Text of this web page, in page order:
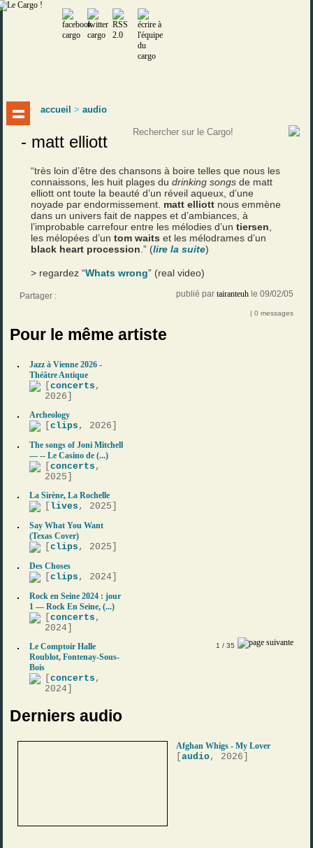
accueil >audio
- matt elliott
“très loin d’être des chansons à boire telles que nous les
connaissons, les huit plages dudrinking songs de matt
elliott ont toute la beauté d’un réveil aqueux, d’une
noyade par endormissement. matt elliott nous emmène
dans un univers fait de nappes et d’ambiances, à
l’improbable carrefour entre les mélodies d’untiersen
les mélopées d’untom waits et les mélodrames d’un
black heart procession .” (lire la suite)
> regardez “Whats wrong” (real video)
Partager : publié par tairanteuh le 09/02/05
| 0 messages
Pour le même artiste
Jazz à Vienne 2026 -
Théâtre Antique
[concerts ,
2026]
Archeology
[clips , 2026]
The songs of Joni Mitchell
— -- Le Casino de (...)
[concerts ,
2025]
La Sirène, La Rochelle
lives , 2025]
Say What You Want
(Texas Cover)
[clips , 2025]
Des Choses
[clips , 2024]
Rock en Seine 2024 : jour
1 — Rock En Seine, (...)
[concerts ,
2024]
Le Comptoir Halle
Roublot, Fontenay-Sous-
Bois
[concerts ,
2024]
1 / 35
Derniers audio
Afghan Whigs - My Lover
[audio, 2026]